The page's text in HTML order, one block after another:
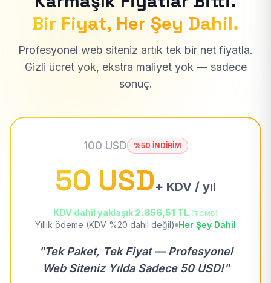
Bir Fiyat, Her Şey Dahil.
Profesyonel web siteniz artık tek bir net fiyatla.
Gizli ücret yok, ekstra maliyet yok — sadece
sonuç.
100 USD %50 İNDİRİM
50 USD+ KDV / yıl
KDV dahil yaklaşık 2.856,51 TL (TCMB)
Yıllık ödeme (KDV %20 dahil değil) Her Şey Dahil
"Tek Paket, Tek Fiyat — Profesyonel
Web Siteniz Yılda Sadece 50 USD!"